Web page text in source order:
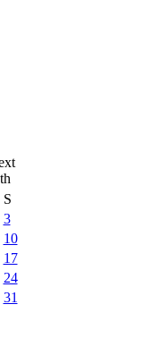
S
3
10
17
24
31